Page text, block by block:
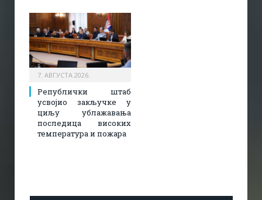
7. АВГУСТА 2026.
Републички штаб
усвојио закључке у
циљу ублажавања
последица високих
температура и пожара​